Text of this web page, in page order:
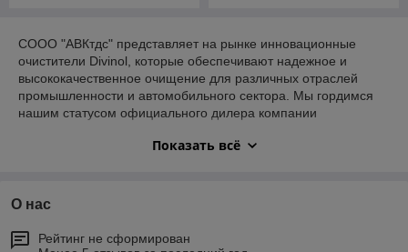
СООО "АВКтдс" представляет на рынке инновационные
очистители Divinol, которые обеспечивают надежное и
высококачественное очищение для различных отраслей
промышленности и автомобильного сектора. Мы гордимся
нашим статусом официального дилера компании
производством в Европе. Это обеспечивает нам доступ к
Под маркой Divinol компании Zeller+Gmelin представлен
разнообразных потребностей и требований. Наши продукты
Показать всё
О нас
Рейтинг не сформирован